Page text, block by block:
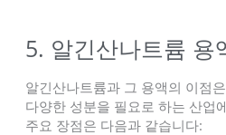
5. 알긴산나트륨 용
알긴산나트륨과 그 용액의 이점
다양한 성분을 필요로 하는 산업
주요 장점은 다음과 같습니다: